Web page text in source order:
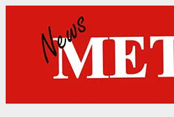
content